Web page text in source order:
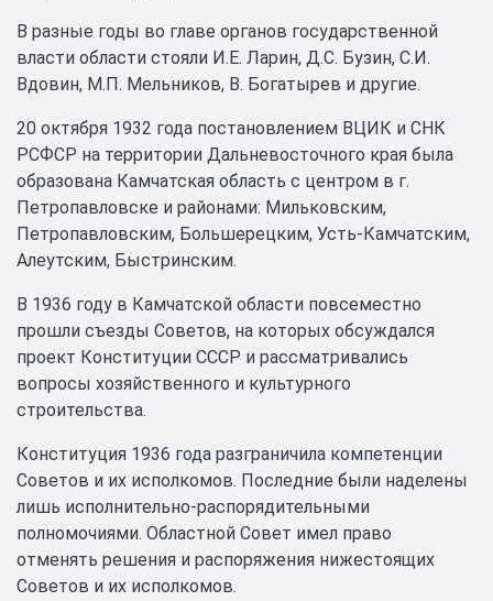
В разные годы во главе органов государственной
власти области стояли И.Е. Ларин, Д.С. Бузин, С.И.
Вдовин, М.П. Мельников, В. Богатырев и другие.
20 октября 1932 года постановлением ВЦИК и СНК
РСФСР на территории Дальневосточного края была
образована Камчатская область с центром в г.
Петропавловске и районами: Мильковским,
Петропавловским, Большерецким, Усть-Камчатским,
Алеутским, Быстринским.
В 1936 году в Камчатской области повсеместно
прошли съезды Советов, на которых обсуждался
проект Конституции СССР и рассматривались
вопросы хозяйственного и культурного
строительства.
Конституция 1936 года разграничила компетенции
Советов и их исполкомов. Последние были наделены
лишь исполнительно-распорядительными
полномочиями. Областной Совет имел право
отменять решения и распоряжения нижестоящих
Советов и их исполкомов.